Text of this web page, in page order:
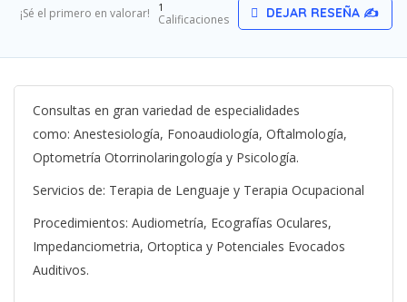
¡Sé el primero en valorar! 1
Calificaciones DEJAR RESEÑA ✍
Consultas en gran variedad de especialidades
como: Anestesiología, Fonoaudiología, Oftalmología,
Optometría Otorrinolaringología y Psicología.
Servicios de: Terapia de Lenguaje y Terapia Ocupacional
Procedimientos: Audiometría, Ecografías Oculares,
Impedanciometria, Ortoptica y Potenciales Evocados
Auditivos.